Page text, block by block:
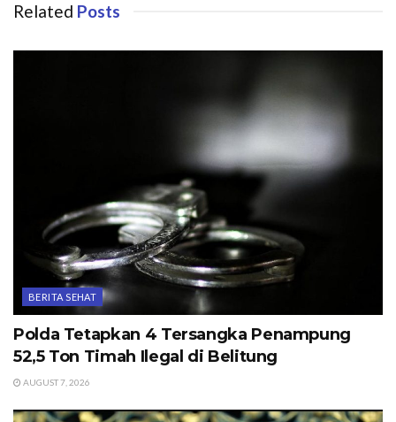
Related Posts
BERITA SEHAT
Polda Tetapkan 4 Tersangka Penampung
52,5 Ton Timah Ilegal di Belitung
AUGUST 7, 2026